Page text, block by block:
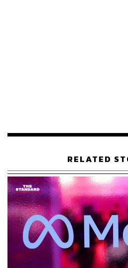
อีกประเด็นที่ทำให้จีนมีความน่าสน
Infrastructure ของบริษัทคลาวน์ ร
สหรัฐฯ อย่างมาก ทำให้จีนยังมีช่อ
มาก หากต้องการยกระดับขีดควา
แข่งขันกับผู้นำโลกได้ ขณะเดียวกั
ของจีนในภาพรวมยังดูน้อยกว่าสห
ประเมินว่า Data Center ในจีนอา
การใช้ไฟฟ้าทั้งประเทศภายในปี
สัดส่วนนี้อาจสูงกว่า 10% ในช่วงเ
RELATED